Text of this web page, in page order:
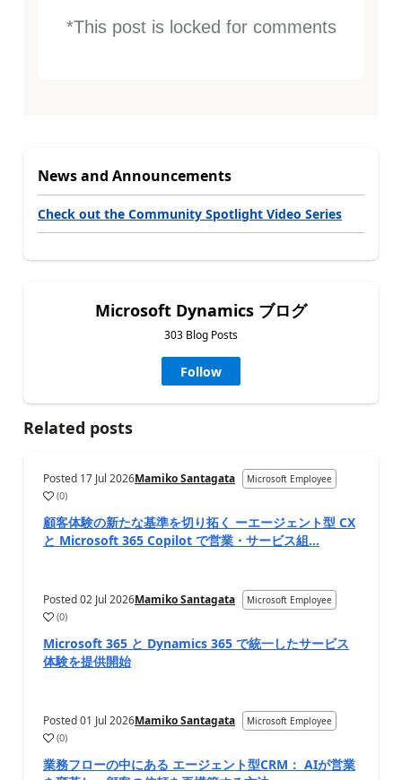
*This post is locked for comments
News and Announcements
Check out the Community Spotlight Video Series
Microsoft Dynamics ブログ
303 Blog Posts
Follow
Related posts
Posted 17 Jul 2026Mamiko Santagata Microsoft Employee
(0)
顧客体験の新たな基準を切り拓く ーエージェント型 CX
と Microsoft 365 Copilot で営業・サービス組...
Posted02 Jul 2026Mamiko Santagata Microsoft Employee
(0)
Microsoft 365 と Dynamics 365 で統一したサービス
体験を提供開始
Posted01 Jul 2026Mamiko Santagata Microsoft Employee
(0)
業務フローの中にある エージェント型CRM： AIが営業